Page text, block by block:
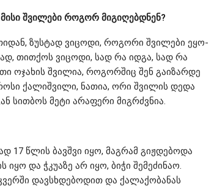
შვილები როგორ მიგიღებდნენ?
ზუსტად ვიცოდი, როგორი შვილები ეყო-
თითქოს ვიცოდი, სად რა იდგა, სად რა
ოჯახის შვილია, როგორშიც შენ გაიზარდე
ქალიშვილი, ნათია, ორი შვილის დედა
სითბოს მეტი არაფერი მიგრძვნია.
17 წლის ბავშვი იყო, მაგრამ გიჟდებოდა
და ჭკუაზე არ იყო, ბიჭი შემეძინაო.
დავსხდებოდით და ქალაქობანას